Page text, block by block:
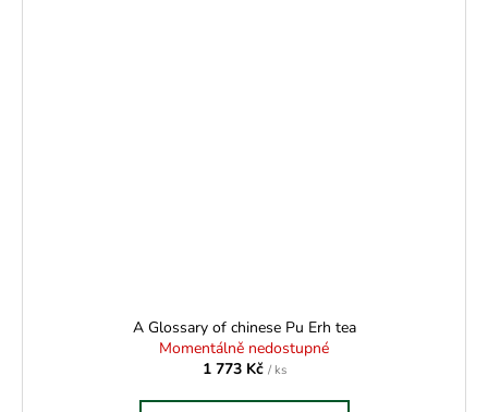
A Glossary of chinese Pu Erh tea
Momentálně nedostupné
1 773 Kč / ks